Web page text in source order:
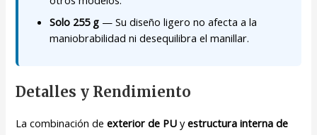
Solo 255 g — Su diseño ligero no afecta a la
maniobrabilidad ni desequilibra el manillar.
Detalles y Rendimiento
La combinación deexterior de PU yestructura interna de